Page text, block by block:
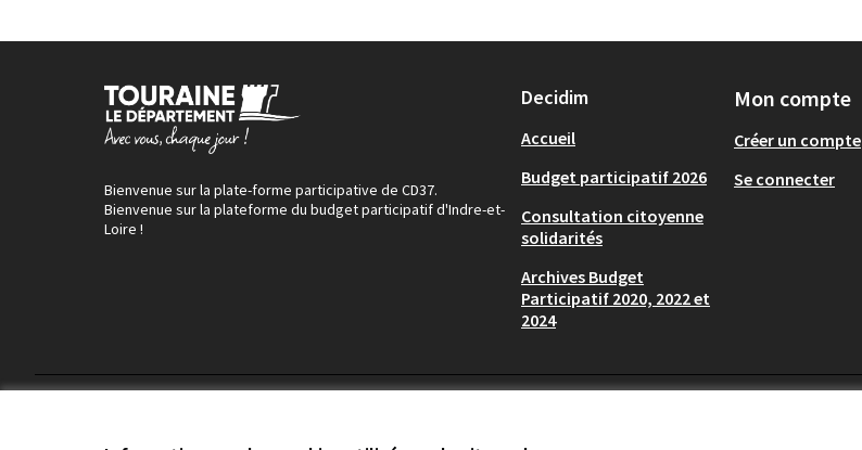
Bienvenue sur la plate-forme participative de CD37.
Bienvenue sur la plateforme du budget participatif d'Indre-et-
Loire !
Decidim
Accueil
Budget participatif 2026
Consultation citoyenne
solidarités
Archives Budget
Participatif 2020, 2022 et
2024
Mon compte
Créer un compte
Se connecter